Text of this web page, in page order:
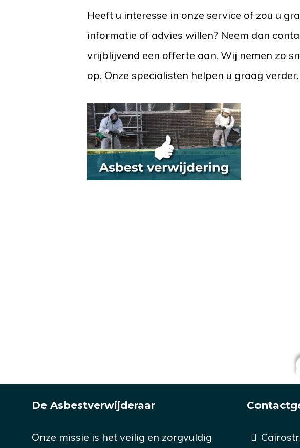
Heeft u interesse in onze service of zou u
informatie of advies willen? Neem dan
vrijblijvend een offerte aan. Wij nemen zo
op. Onze specialisten helpen u graag verder.
De Asbestverwijderaar
Onze missie is het veilig en zorgvuldig